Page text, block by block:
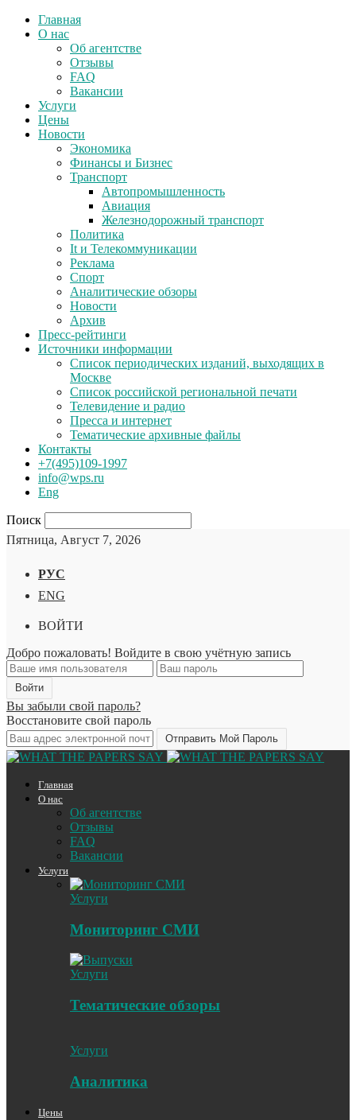
Главная
О нас
Об агентстве
Отзывы
FAQ
Вакансии
Услуги
Цены
Новости
Экономика
Финансы и Бизнес
Транспорт
Автопромышленность
Авиация
Железнодорожный транспорт
Политика
It и Телекоммуникации
Реклама
Спорт
Аналитические обзоры
Новости
Архив
Пресс-рейтинги
Источники информации
Список периодических изданий, выходящих в
Москве
Список российской региональной печати
Телевидение и радио
Пресса и интернет
Тематические архивные файлы
Контакты
+7(495)109-1997
info@wps.ru
Eng
Поиск
Пятница, Август 7, 2026
РУС
ENG
ВОЙТИ
Добро пожаловать! Войдите в свою учётную запись
Вы забыли свой пароль?
Восстановите свой пароль
Главная
О нас
Об агентстве
Отзывы
FAQ
Вакансии
Услуги
Услуги
Мониторинг СМИ
Услуги
Тематические обзоры
Услуги
Аналитика
Цены